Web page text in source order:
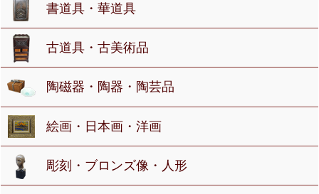
書道具・華道具
古道具・古美術品
陶磁器・陶器・陶芸品
絵画・日本画・洋画
彫刻・ブロンズ像・人形